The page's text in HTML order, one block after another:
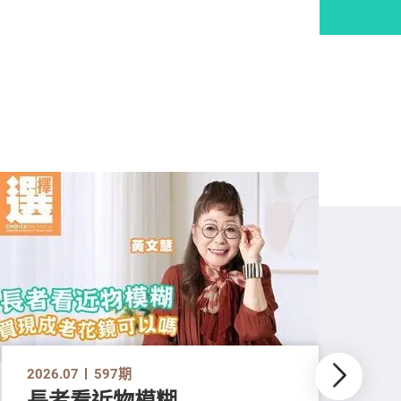
2026.07 597期